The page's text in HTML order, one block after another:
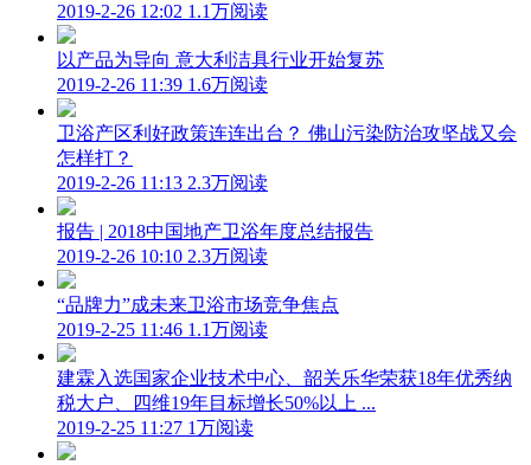
2019-2-26 12:02 1.1万阅读
以产品为导向 意大利洁具行业开始复苏
2019-2-26 11:39 1.6万阅读
卫浴产区利好政策连连出台？ 佛山污染防治攻坚战又会
怎样打？
2019-2-26 11:13 2.3万阅读
报告 | 2018中国地产卫浴年度总结报告
2019-2-26 10:10 2.3万阅读
“品牌力”成未来卫浴市场竞争焦点
2019-2-25 11:46 1.1万阅读
建霖入选国家企业技术中心、韶关乐华荣获18年优秀纳
税大户、四维19年目标增长50%以上 ...
2019-2-25 11:27 1万阅读